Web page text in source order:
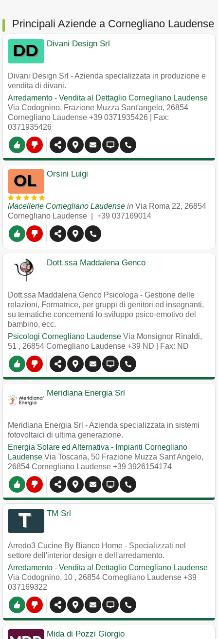
Principali Aziende a Cornegliano Laudense
Divani Design Srl
Divani Design Srl - Azienda specializzata in produzione e
vendita di divani.
Arredamento - Vendita al Dettaglio Cornegliano Laudense
Via Codognino, Frazione Muzza Sant'angelo, 26854
Cornegliano Laudense +39 0371935426 | Fax:
0371935426
Orsini Luigi
Macellerie Cornegliano Laudense in Via Roma 22, 26854
Cornegliano Laudense
+39 037169014
Dott.ssa Maddalena Genco
Dott.ssa Maddalena Genco Psicologa - Gestione delle
relazioni, Formatrice, per gruppi di genitori ed insegnanti,
su tematiche concernenti lo sviluppo psico-emotivo del
bambino, ecc.
Psicologi Cornegliano Laudense Via Monsignor Rinaldi,
51 , 26854 Cornegliano Laudense +39 ND | Fax: ND
Meridiana Energia Srl
Meridiana Energia Srl - Azienda specializzata in sistemi
fotovoltaici di ultima generazione.
Energia Solare ed Alternativa - Impianti Cornegliano
Laudense Via Toscana, 50 Frazione Muzza Sant'Angelo,
26854 Cornegliano Laudense +39 3926154174
TM Srl
Arredo3 Cucine By Bianco Home - Specializzati nel
settore dell'interior design e dell'arredamento.
Arredamento - Vendita al Dettaglio Cornegliano Laudense
Via Codognino, 10 , 26854 Cornegliano Laudense +39
037169322
Mida di Pozzi Giorgio